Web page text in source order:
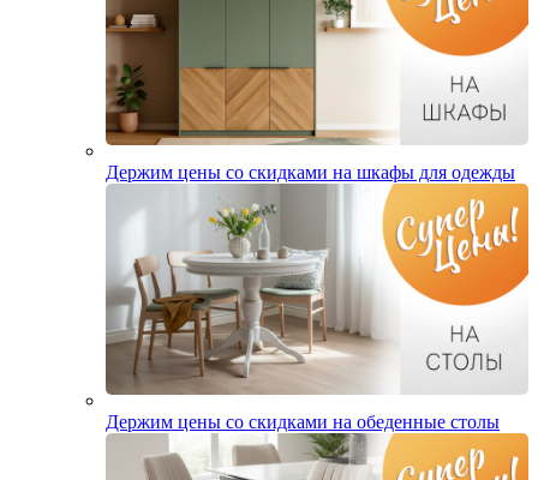
Держим цены со скидками на шкафы для одежды
Держим цены со скидками на обеденные столы